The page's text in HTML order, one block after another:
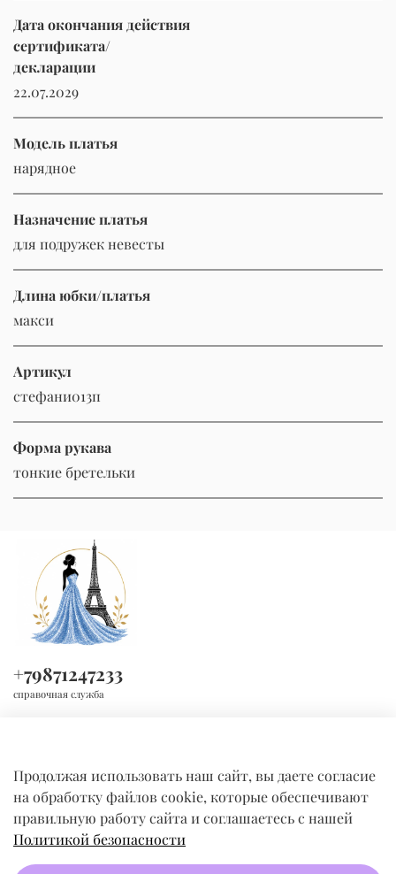
Дата окончания действия
сертификата/
декларации
22.07.2029
Модель платья
нарядное
Назначение платья
для подружек невесты
Длина юбки/платья
макси
Артикул
стефани013п
Форма рукава
тонкие бретельки
КОМПАНИЯ
+79871247233
справочная служба
Продолжая использовать наш сайт, вы даете согласие
на обработку файлов cookie, которые обеспечивают
правильную работу сайта и соглашаетесь с нашей
Политикой безопасности